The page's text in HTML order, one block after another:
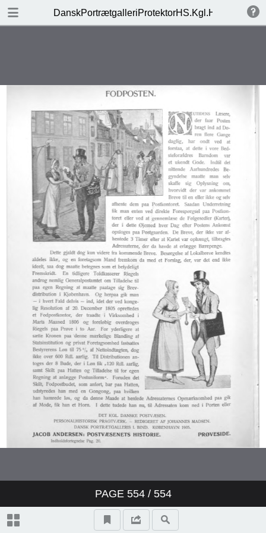
PAGE 554/ 554
DOWNLOAD